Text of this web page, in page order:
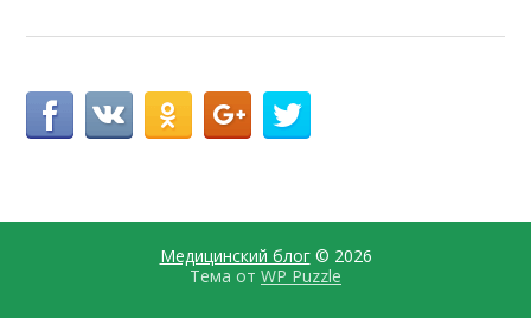
Медицинский блог© 2026
Тема от WP Puzzle